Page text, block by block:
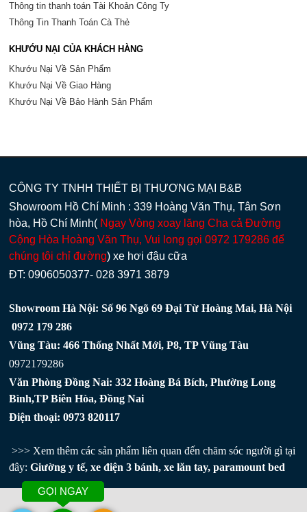
Thông tin thanh toán Tài Khoản Công Ty
Thông Tin Thanh Toán Cà Thẻ
KHƯỚU NẠI CỦA KHÁCH HÀNG
Khướu Nại Về Sản Phẩm
Khướu Nại Về Giao Hàng
Khướu Nại Về Bảo Hành Sản Phẩm
CÔNG TY TNHH THIẾT BỊ THƯƠNG MẠI B&B
Showroom Hồ Chí Minh : 339 Hoàng Văn Thụ, Tân Sơn
hòa, Hồ Chí Minh( Ngay Vòng xoay lăng Cha cả Đường
Cộng Hòa Hoàng Văn Thụ, Vui long gọi 0972 179286 để
chúng tôi chỉ đường) xe hơi đậu cữa
ĐT: 0906050377- 028 3971 3879
Showroom Hà Nội: Số 96 Ngõ 69 Đại Từ Hoàng Mai, Hà Nội
0972 179 286
Vũng Tàu: 466 Thống Nhất Mới, P8, TP Vũng Tàu
0972179286
Văn Phòng Đồng Nai: 332 Hoàng Bá Bích, Phường Long
Bình,TP Biên Hòa, Đồng Nai
Điện thoại: 0973 820117
>>> Xem thêm các sản phẩm liên quan đến chăm sóc người gì tại
đây:Giường y tế,xe điện 3 bánh,xe lăn tay,paramount bed
GỌI NGAY